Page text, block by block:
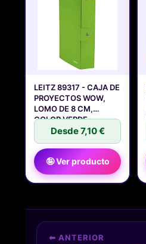
LEITZ 89317 - CAJA DE
PROYECTOS WOW,
LOMO DE 8 CM,
COLOR VERDE
Desde 7,10 €
🤪 Ver producto
⬅ ANTERIOR